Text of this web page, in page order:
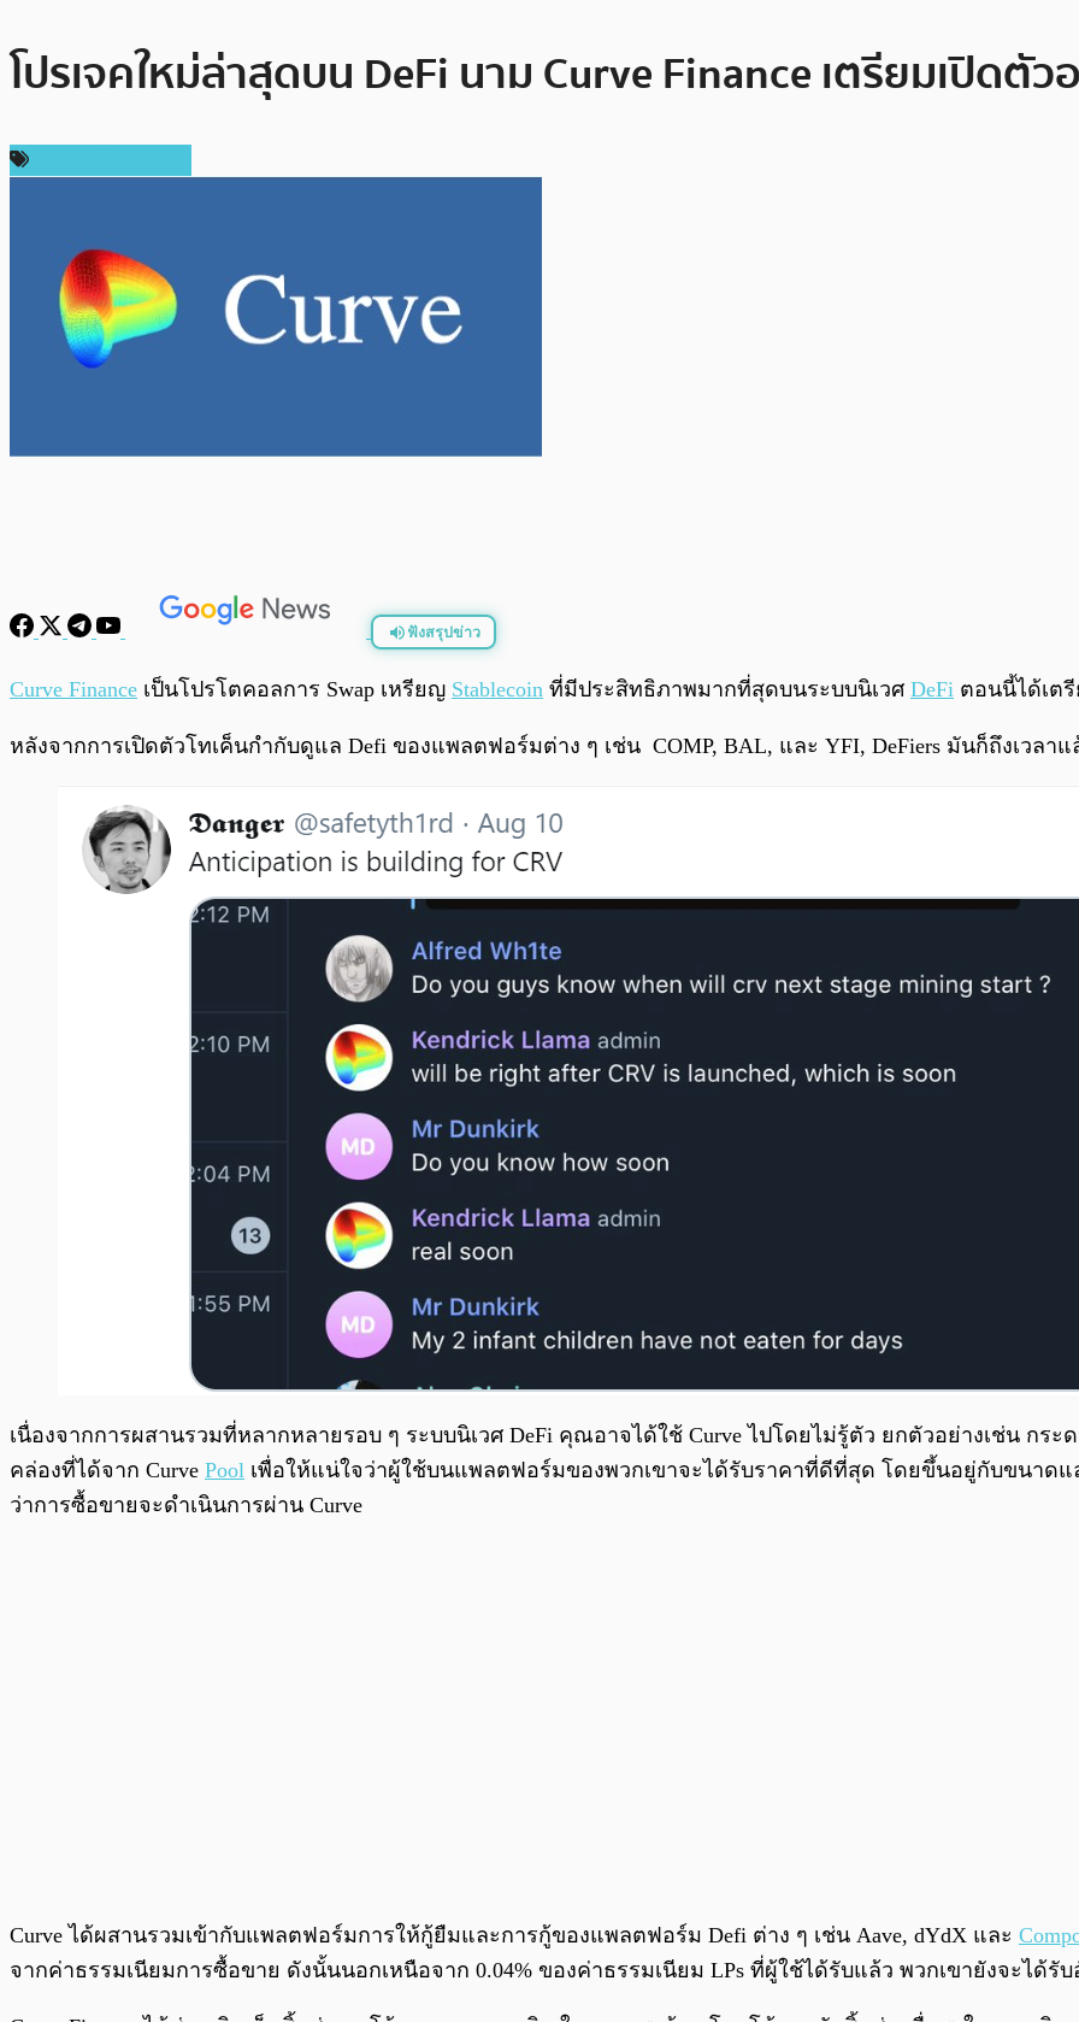
โปรเจคใหม่ล่าสุดบน DeFi นาม Curve Finance เตรียมเปิดตั
ฟังสรุปข่าว
พร้อมเล่น
Curve Finance เป็นโปรโตคอลการ Swap เหรียญ Stablecoin ที่มีประสิทธิภาพมากที่สุดบนระบบนิเวศ DeFi ตอนนี้ได้เตรี
หลังจากการเปิดตัวโทเค็นกำกับดูแล Defi ของแพลตฟอร์มต่าง ๆ เช่น COMP, BAL, และ YFI, DeFiers มันก็ถึงเวลาแ
เนื่องจากการผสานรวมที่หลากหลายรอบ ๆ ระบบนิเวศ DeFi คุณอาจได้ใช้ Curve ไปโดยไม่รู้ตัว ยกตัวอย่างเช่น กระ
คล่องที่ได้จาก Curve Pool เพื่อให้แน่ใจว่าผู้ใช้บนแพลตฟอร์มของพวกเขาจะได้รับราคาที่ดีที่สุด โดยขึ้นอยู่กับขนาด
ว่าการซื้อขายจะดำเนินการผ่าน Curve
Curve ได้ผสานรวมเข้ากับแพลตฟอร์มการให้กู้ยืมและการกู้ของแพลตฟอร์ม Defi ต่าง ๆ เช่น Aave, dYdX และ
จากค่าธรรมเนียมการซื้อขาย ดังนั้นนอกเหนือจาก 0.04% ของค่าธรรมเนียม LPs ที่ผู้ใช้ได้รับแล้ว พวกเขายังจะได้รั